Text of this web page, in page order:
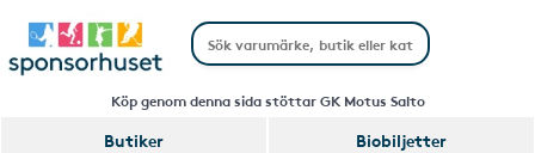
Köp genom denna sida stöttar GK Motus Salto
Butiker
Biobiljetter